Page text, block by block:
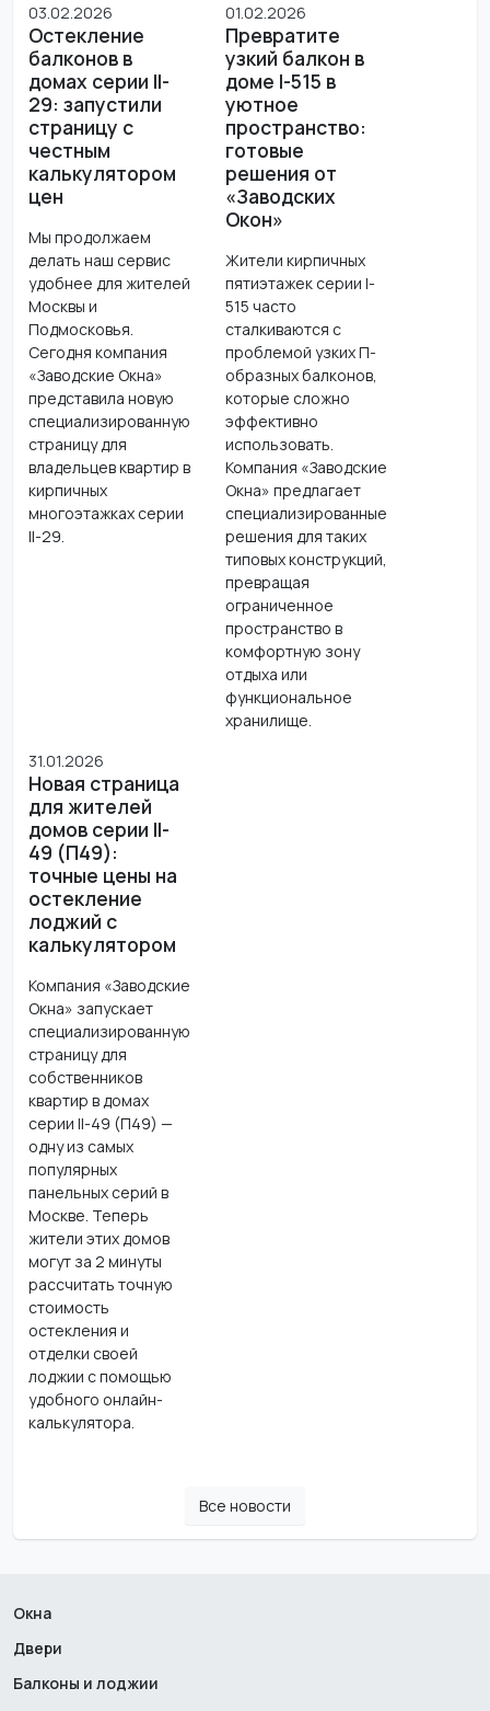
03.02.2026
Остекление
балконов в
домах серии II-
29: запустили
страницу с
честным
калькулятором
цен
Мы продолжаем
делать наш сервис
удобнее для жителей
Москвы и
Подмосковья.
Сегодня компания
«Заводские Окна»
представила новую
специализированную
страницу для
владельцев квартир в
кирпичных
многоэтажках серии
II-29.
01.02.2026
Превратите
узкий балкон в
доме I-515 в
уютное
пространство:
готовые
решения от
«Заводских
Окон»
Жители кирпичных
пятиэтажек серии I-
515 часто
сталкиваются с
проблемой узких П-
образных балконов,
которые сложно
эффективно
использовать.
Компания «Заводские
Окна» предлагает
специализированные
решения для таких
типовых конструкций,
превращая
ограниченное
пространство в
комфортную зону
отдыха или
функциональное
хранилище.
31.01.2026
Новая страница
для жителей
домов серии II-
49 (П49):
точные цены на
остекление
лоджий с
калькулятором
Компания «Заводские
Окна» запускает
специализированную
страницу для
собственников
квартир в домах
серии II-49 (П49) —
одну из самых
популярных
панельных серий в
Москве. Теперь
жители этих домов
могут за 2 минуты
рассчитать точную
стоимость
остекления и
отделки своей
лоджии с помощью
удобного онлайн-
калькулятора.
Все новости
Окна
Двери
Балконы и лоджии